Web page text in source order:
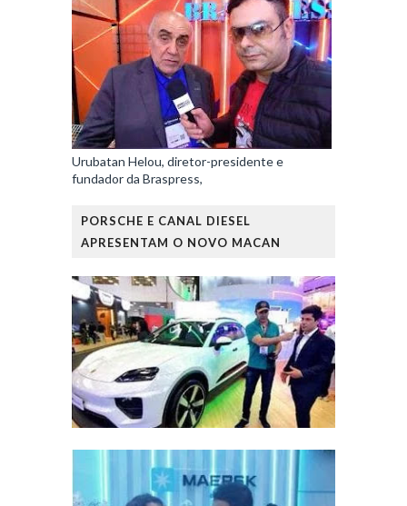
Urubatan Helou, diretor-presidente e
fundador da Braspress,
PORSCHE E CANAL DIESEL
APRESENTAM O NOVO MACAN